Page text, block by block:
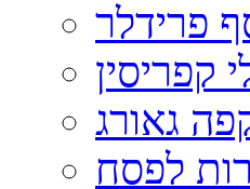
פרידלר
קפריסין
גאורג
לפסח